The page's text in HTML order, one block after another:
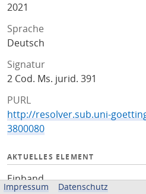
2021
Sprache
Deutsch
Signatur
2 Cod. Ms. jurid. 391
PURL
http://resolver.sub.uni-
3800080
AKTUELLES ELEMENT
Einband
Impressum Datenschutz